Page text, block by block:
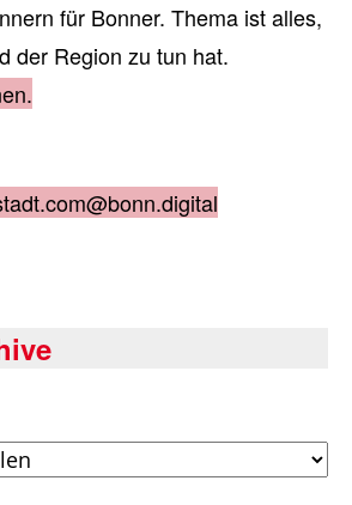
für Bonner. Thema ist alles,
der Region zu tun hat.